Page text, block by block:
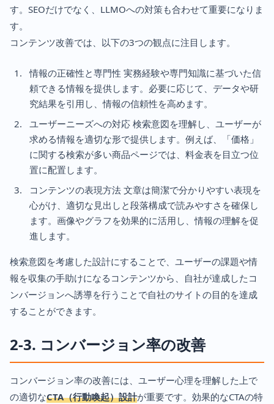
す。SEOだけでなく、LLMOへの対策も合わせて重要になりま
す。
コンテンツ改善では、以下の3つの観点に注目します。
情報の正確性と専門性 実務経験や専門知識に基づいた信
頼できる情報を提供します。必要に応じて、データや研
究結果を引用し、情報の信頼性を高めます。
ユーザーニーズへの対応 検索意図を理解し、ユーザーが
求める情報を適切な形で提供します。例えば、「価格」
に関する検索が多い商品ページでは、料金表を目立つ位
置に配置します。
コンテンツの表現方法 文章は簡潔で分かりやすい表現を
心がけ、適切な見出しと段落構成で読みやすさを確保し
ます。画像やグラフを効果的に活用し、情報の理解を促
進します。
検索意図を考慮した設計にすることで、ユーザーの課題や情
報を収集の手助けになるコンテンツから、自社が達成したコ
ンバージョンへ誘導を行うことで自社のサイトの目的を達成
することができます。
2-3. コンバージョン率の改善
コンバージョン率の改善には、ユーザー心理を理解した上で
の適切なCTA（行動喚起）設計が重要です。効果的なCTAの特